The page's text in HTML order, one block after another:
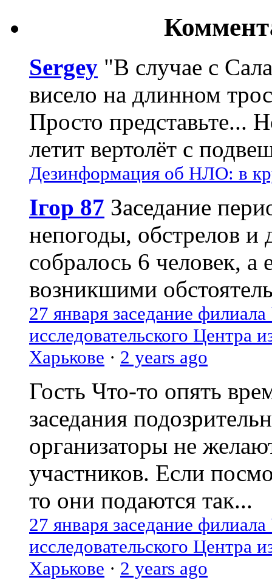
Sergey "В случае с
висело на длинном
Просто представьте...
летит вертолёт с
Дезинформация об НЛО: в
Ігор 87 Заседание
непогоды, обстрелов и
собралось 6 человек, а
возникшими
27 января заседание
исследовательского Центра
Харькове · 2 years ago
Гость Что-то опять
заседания
организаторы не
участников. Если
то они подаются так...
27 января заседание
исследовательского Центра
Харькове · 2 years ago